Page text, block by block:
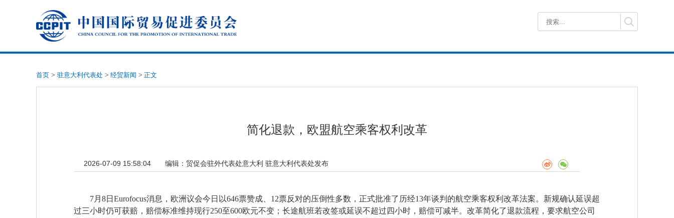
首页 > 驻意大利代表处 > 经贸新闻 > 正文
简化退款，欧盟航空乘客权利改革
2026-07-09 15:58:04 编辑： 贸促会驻外代表处意大利 驻意大利代表处发布
7月8日Eurofocus消息，欧洲议会今日以646票赞成、12票反对的压倒性多数，正式批准了历经13年谈判的航空乘客权利改革法案。新规确认延误超
过三小时仍可获赔，赔偿标准维持现行250至600欧元不变；长途航班若改签或延误不超过四小时，赔偿可减半。改革简化了退款流程，要求航空公司